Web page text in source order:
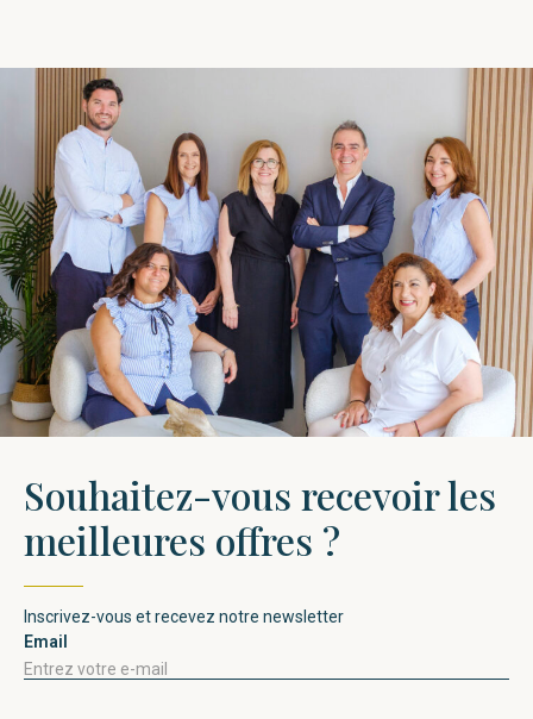
Souhaitez-vous recevoir les
meilleures offres ?
Inscrivez-vous et recevez notre newsletter
Email